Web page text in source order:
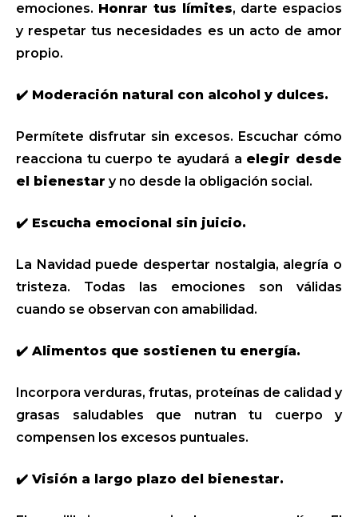
emociones. Honrar tus límites, darte espacios
y respetar tus necesidades es un acto de amor
propio.
✔️ Moderación natural con alcohol y dulces.
Permítete disfrutar sin excesos. Escuchar cómo
reacciona tu cuerpo te ayudará a elegir desde
el bienestar y no desde la obligación social.
✔️ Escucha emocional sin juicio.
La Navidad puede despertar nostalgia, alegría o
tristeza. Todas las emociones son válidas
cuando se observan con amabilidad.
✔️ Alimentos que sostienen tu energía.
Incorpora verduras, frutas, proteínas de calidad y
grasas saludables que nutran tu cuerpo y
compensen los excesos puntuales.
✔️ Visión a largo plazo del bienestar.